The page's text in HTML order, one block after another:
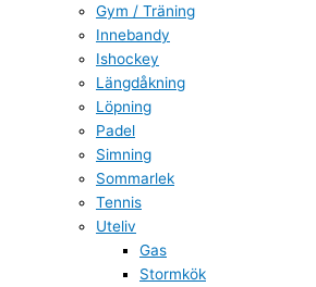
Gym / Träning
Innebandy
Ishockey
Längdåkning
Löpning
Padel
Simning
Sommarlek
Tennis
Uteliv
Gas
Stormkök